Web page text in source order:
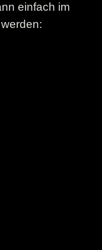
einfach im